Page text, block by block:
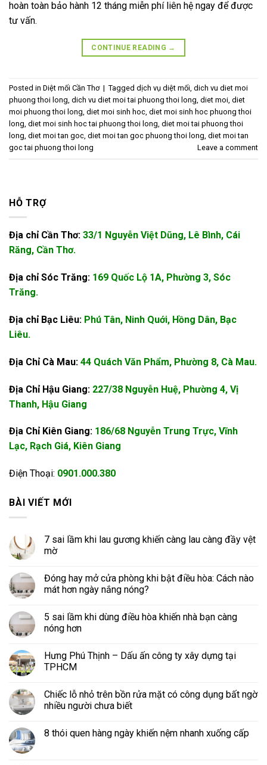
hoàn toàn bảo hành 12 tháng miễn phí liên hệ ngay để được
tư vấn.
CONTINUE READING →
Posted in Diệt mối Cần Thơ | Tagged dịch vụ diệt mối, dich vu diet moi
phuong thoi long, dich vu diet moi tai phuong thoi long, diet moi, diet
moi phuong thoi long, diet moi sinh hoc, diet moi sinh hoc phuong thoi
long, diet moi sinh hoc tai phuong thoi long, diet moi tai phuong thoi
long, diet moi tan goc, diet moi tan goc phuong thoi long, diet moi tan
goc tai phuong thoi long
Leave a comment
HỖ TRỢ
Địa chỉ Cần Thơ: 33/1 Nguyễn Việt Dũng, Lê Bình, Cái
Răng, Cần Thơ.
Địa chỉ Sóc Trăng: 169 Quốc Lộ 1A, Phường 3, Sóc
Trăng.
Địa chỉ Bạc Liêu: Phú Tân, Ninh Quới, Hồng Dân, Bạc
Liêu.
Địa Chỉ Cà Mau: 44 Quách Văn Phẩm, Phường 8, Cà Mau.
Địa Chỉ Hậu Giang: 227/38 Nguyễn Huệ, Phường 4, Vị
Thanh, Hậu Giang
Địa Chỉ Kiên Giang: 186/68 Nguyễn Trung Trực, Vĩnh
Lạc, Rạch Giá, Kiên Giang
Điện Thoại: 0901.000.380
BÀI VIẾT MỚI
7 sai lầm khi lau gương khiến càng lau càng đầy vệt
mờ
Đóng hay mở cửa phòng khi bật điều hòa: Cách nào
mát hơn ngày nắng nóng?
5 sai lầm khi dùng điều hòa khiến nhà bạn càng
nóng hơn
Hưng Phú Thịnh – Dấu ấn công ty xây dựng tại
TPHCM
Chiếc lỗ nhỏ trên bồn rửa mặt có công dụng bất ngờ
nhiều người chưa biết
8 thói quen hàng ngày khiến nệm nhanh xuống cấp